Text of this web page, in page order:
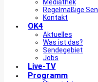
Mediathek
Regelmäßige
Kontakt
OK4
Aktuelles
Was ist das?
Sendegebiet
Jobs
Live-TV
Programm